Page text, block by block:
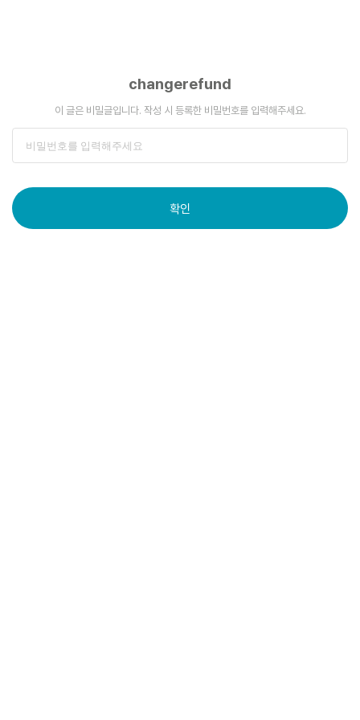
changerefund
이 글은 비밀글입니다. 작성 시 등록한 비밀번호를 입력해주세요.
확인